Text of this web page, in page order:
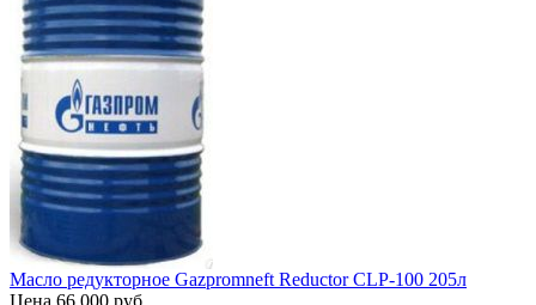
Масло редукторное Gazpromneft Reductor СLP-100 205л
Цена 66 000 руб